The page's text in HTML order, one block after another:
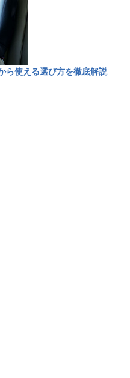
ら使える選び方を徹底解説